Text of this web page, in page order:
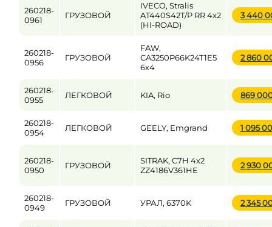
260218-
0961
ГРУЗОВОЙ
IVECO, Stralis
AT440S42T/P RR 4x2
(HI-ROAD)
3 440
260218-
0956
ГРУЗОВОЙ
FAW,
CA3250P66K24T1E5
6х4
2 860
260218-
0955
ЛЕГКОВОЙ KIA, Rio 869
260218-
0954
ЛЕГКОВОЙ GEELY, Emgrand 1 095
260218-
0950
ГРУЗОВОЙ
SITRAK, C7H 4x2
ZZ4186V361HE
2 930
260218-
0949
ГРУЗОВОЙ УРАЛ, 6370K 2 345